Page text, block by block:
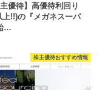
主優待】高優待利回り
上!!)の『メガネスーパ
…
株主優待おすすめ情報